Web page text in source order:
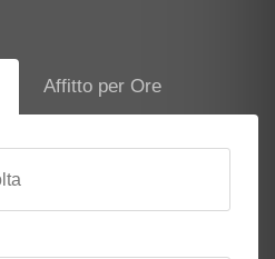
Affitto per Ore